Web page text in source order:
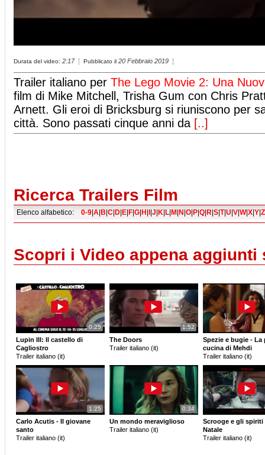
Durata del video: 2:17 Pubblicato il 20 Febbraio 2019
Trailer italiano per The Lego Movie 2: Una
film di Mike Mitchell, Trisha Gum con Chris
Arnett. Gli eroi di Bricksburg si riuniscono per
città. Sono passati cinque anni da [..]
Ricerca Trailers Film
Elenco alfabetico: 0-9|A|B|C|D|E|F|G|H|I|J|K|L|M|N|O|P|Q|R|S|T|U|V|W|X|Y|Z
Scopri i Video appena aggiunti
0:25
Lupin III: Il castello di
Cagliostro
Trailer italiano (it)
1:52
The Doors
Trailer italiano (it)
Spezie e bugie - La
cucina di Mehdi
Trailer italiano (it)
1:25
Carlo Acutis - Il giovane
santo
Trailer italiano (it)
0:34
Un mondo meraviglioso
Trailer italiano (it)
Scrooge e gli spiriti
Natale
Trailer italiano (it)